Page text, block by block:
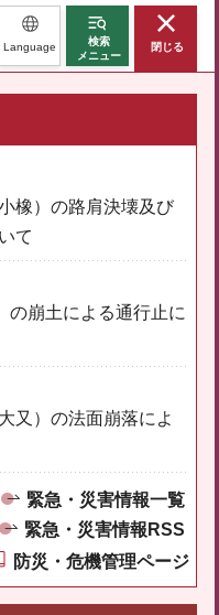
Language
検索
メニュー
閉じる
橡）の路肩決壊及び
て
の崩土による通行止に
又）の法面崩落によ
緊急・災害情報一覧
緊急・災害情報RSS
防災・危機管理ページ